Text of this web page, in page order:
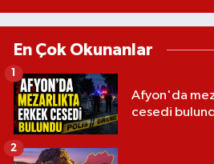
En Çok Okunanlar
Afyon'da
cesedi
1
2